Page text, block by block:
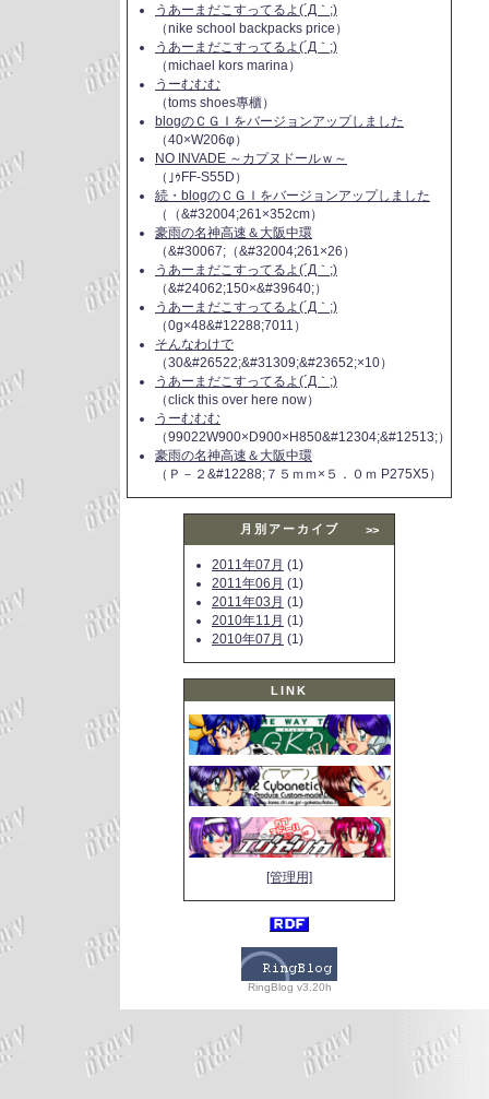
うあーまだこすってるよ(´Д｀;)
（nike school backpacks price）
うあーまだこすってるよ(´Д｀;)
（michael kors marina）
うーむむむ
（toms shoes專櫃）
blogのＣＧＩをバージョンアップしました
（40×W206φ）
NO INVADE ～カプヌドールｗ～
（｣ｩFF-S55D）
続・blogのＣＧＩをバージョンアップしました
（（&#32004;261×352cm）
豪雨の名神高速＆大阪中環
（&#30067;（&#32004;261×26）
うあーまだこすってるよ(´Д｀;)
（&#24062;150×&#39640;）
うあーまだこすってるよ(´Д｀;)
（0g×48&#12288;7011）
そんなわけで
（30&#26522;&#31309;&#23652;×10）
うあーまだこすってるよ(´Д｀;)
（click this over here now）
うーむむむ
（99022W900×D900×H850&#12304;&#12513;）
豪雨の名神高速＆大阪中環
（Ｐ－２&#12288;７５ｍｍ×５．０ｍ P275X5）
月別アーカイブ >>
2011年07月 (1)
2011年06月 (1)
2011年03月 (1)
2010年11月 (1)
2010年07月 (1)
LINK
[管理用]
RingBlog v3.20h